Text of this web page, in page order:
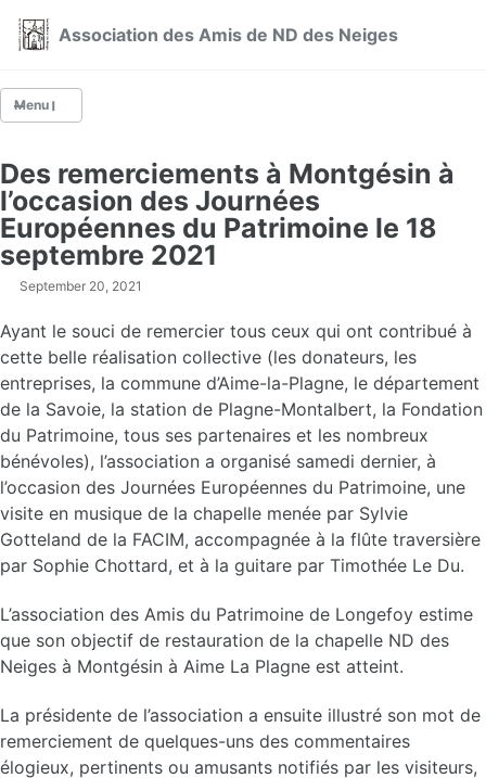
Association des Amis de ND des Neiges
Menu
Qui sommes-nous ?
Actualités
NOS ACTIONS
La fête du 5 août à Montgésin
La restauration de la chapelle de Montgésin
La restauration de la Superga de Longefoy
Les visites
Des remerciements à Montgésin à
l’occasion des Journées
Européennes du Patrimoine le 18
septembre 2021
September 20, 2021
Ayant le souci de remercier tous ceux qui ont contribué à
cette belle réalisation collective (les donateurs, les
entreprises, la commune d’Aime-la-Plagne, le département
de la Savoie, la station de Plagne-Montalbert, la Fondation
du Patrimoine, tous ses partenaires et les nombreux
bénévoles), l’association a organisé samedi dernier, à
l’occasion des Journées Européennes du Patrimoine, une
visite en musique de la chapelle menée par Sylvie
Gotteland de la FACIM, accompagnée à la flûte traversière
par Sophie Chottard, et à la guitare par Timothée Le Du.
L’association des Amis du Patrimoine de Longefoy estime
que son objectif de restauration de la chapelle ND des
Neiges à Montgésin à Aime La Plagne est atteint.
La présidente de l’association a ensuite illustré son mot de
remerciement de quelques-uns des commentaires
élogieux, pertinents ou amusants notifiés par les visiteurs,